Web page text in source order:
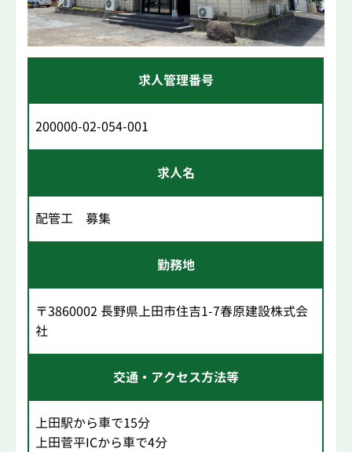
求人管理番号
200000-02-054-001
求人名
配管工 募集
勤務地
〒3860002 長野県上田市住吉1-7春原建設株式会
社
交通・アクセス方法等
上田駅から車で15分
上田菅平ICから車で4分